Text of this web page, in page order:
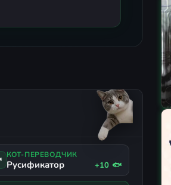
КОТ-ПЕРЕВОДЧИК
Русификатор +10 🐟